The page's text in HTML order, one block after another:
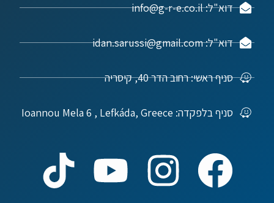
דוא"ל: info@g-r-e.co.il
דוא"ל: idan.sarussi@gmail.com
סניף ראשי: רחוב הדר 40, קיסריה
סניף בלפקדה: Ioannou Mela 6 , Lefkáda, Greece